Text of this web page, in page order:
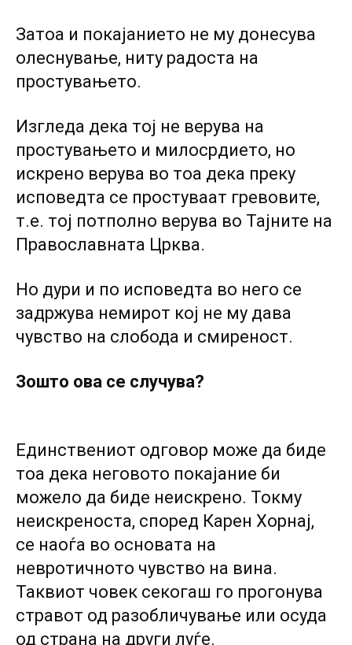
Затоа и покајанието не му донесува
олеснување, ниту радоста на
простувањето.
Изгледа дека тој не верува на
простувањето и милосрдието, но
искрено верува во тоа дека преку
исповедта се простуваат гревовите,
т.е. тој потполно верува во Тајните на
Православната Црква.
Ho дури и пo исповедта во него се
задржува немирот кој не му дава
чувство на слобода и смиреност.
Зошто ова се случува?
Единствениот одговор може да биде
тоа дека неговото покајание би
можело да биде неискрено. Токму
неискреноста, според Карен Хорнај,
се наоѓа во основата на
невротичното чувство на вина.
Таквиот човек секогаш го прогонува
стравот од разобличување или осуда
од страна на други луѓе.